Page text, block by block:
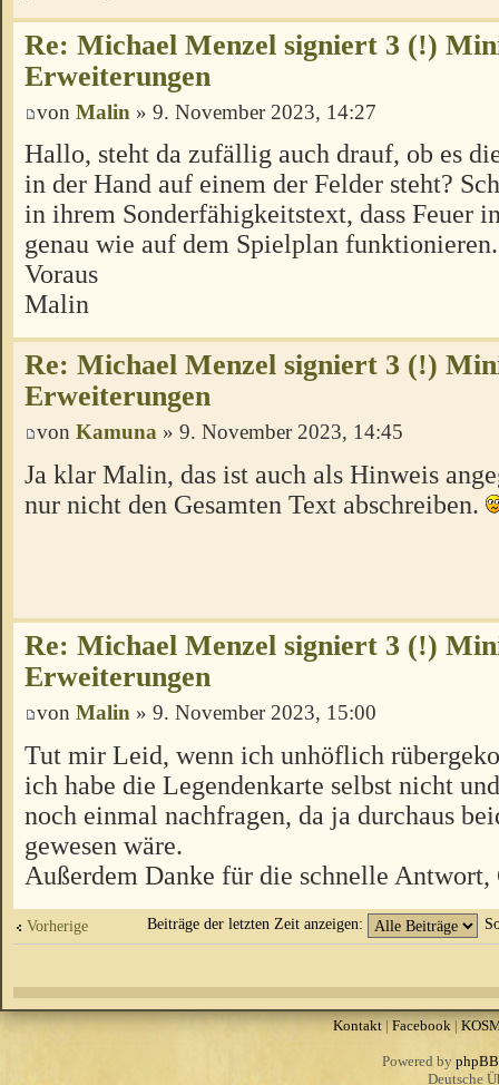
Re: Michael Menzel signiert 3 (!)
Erweiterungen
von Malin » 9. November 2023, 14:27
Hallo, steht da zufällig auch drauf, ob es
in der Hand auf einem der Felder steht?
in ihrem Sonderfähigkeitstext, dass Feuer
genau wie auf dem Spielplan
Voraus
Malin
Re: Michael Menzel signiert 3 (!)
Erweiterungen
von Kamuna » 9. November 2023, 14:45
Ja klar Malin, das ist auch als Hinweis
nur nicht den Gesamten Text abschreiben.
Re: Michael Menzel signiert 3 (!)
Erweiterungen
von Malin » 9. November 2023, 15:00
Tut mir Leid, wenn ich unhöflich
ich habe die Legendenkarte selbst nicht
noch einmal nachfragen, da ja durchaus
gewesen wäre.
Außerdem Danke für die schnelle
Vorherige Beiträge der letzten Zeit anzeigen:
Kontakt|Facebook|
Powered by phpBB
Deutsche